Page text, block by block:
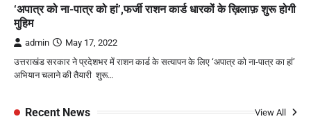
‘अपात्र को ना-पात्र को हां’,फर्जी राशन कार्ड धारकों के ख़िलाफ़ शुरू होगी
मुहिम
admin
May 17, 2022
उत्तराखंड सरकार ने प्रदेशभर में राशन कार्ड के सत्यापन के लिए ‘अपात्र को ना-पात्र का हां’
अभियान चलाने की तैयारी शुरू…
Recent News View All